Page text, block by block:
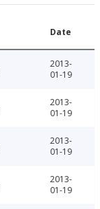
Date
2013-
01-19
2013-
01-19
2013-
01-19
2013-
01-19